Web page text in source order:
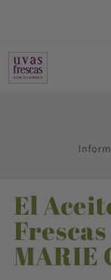
El
MARIE